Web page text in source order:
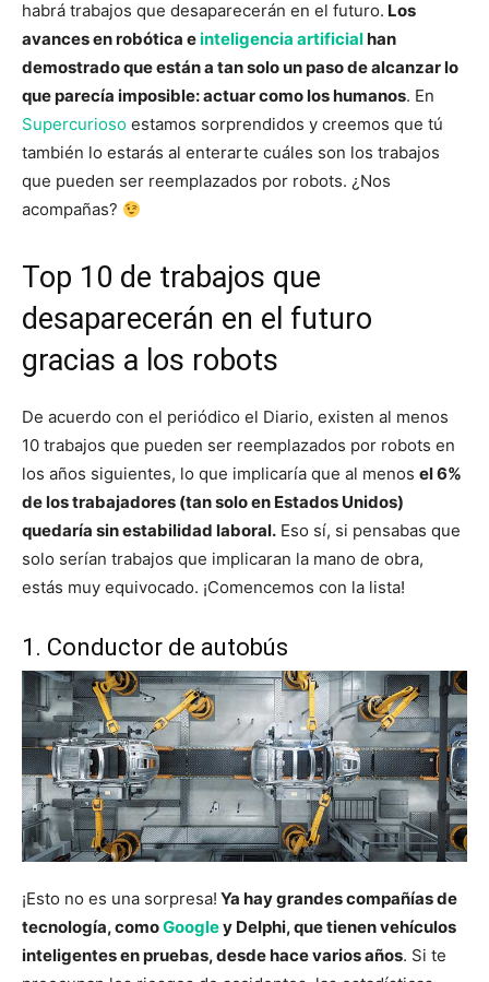
habrá trabajos que desaparecerán en el futuro. Los
avances en robótica einteligencia artificialhan
demostrado que están a tan solo un paso de alcanzar lo
que parecía imposible: actuar como los humanos. En
Supercurioso estamos sorprendidos y creemos que tú
también lo estarás al enterarte cuáles son los trabajos
que pueden ser reemplazados por robots. ¿Nos
acompañas?
Top 10 de trabajos que
desaparecerán en el futuro
gracias a los robots
De acuerdo con el periódico el Diario, existen al menos
10 trabajos que pueden ser reemplazados por robots en
los años siguientes, lo que implicaría que al menos el 6%
de los trabajadores (tan solo en Estados Unidos)
quedaría sin estabilidad laboral. Eso sí, si pensabas que
solo serían trabajos que implicaran la mano de obra,
estás muy equivocado. ¡Comencemos con la lista!
1. Conductor de autobús
¡Esto no es una sorpresa! Ya hay grandes compañías de
tecnología, comoGoogley Delphi, que tienen vehículos
inteligentes en pruebas, desde hace varios años. Si te